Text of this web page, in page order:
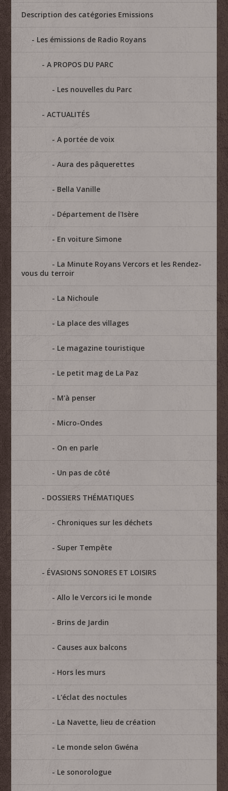
Description des catégories Emissions
Les émissions de Radio Royans
A PROPOS DU PARC
Les nouvelles du Parc
ACTUALITÉS
A portée de voix
Aura des pâquerettes
Bella Vanille
Département de l'Isère
En voiture Simone
La Minute Royans Vercors et les Rendez-
vous du terroir
La Nichoule
La place des villages
Le magazine touristique
Le petit mag de La Paz
M'à penser
Micro-Ondes
On en parle
Un pas de côté
DOSSIERS THÉMATIQUES
Chroniques sur les déchets
Super Tempête
ÉVASIONS SONORES ET LOISIRS
Allo le Vercors ici le monde
Brins de Jardin
Causes aux balcons
Hors les murs
L'éclat des noctules
La Navette, lieu de création
Le monde selon Gwéna
Le sonorologue